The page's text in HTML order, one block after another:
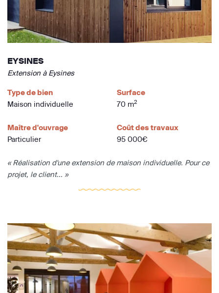
EYSINES
Extension à Eysines
Type de bien
Maison individuelle
Surface
70 m2
Maître d'ouvrage
Particulier
Coût des travaux
95 000€
« Réalisation d'une extension de maison individuelle. Pour ce
projet, le client... »